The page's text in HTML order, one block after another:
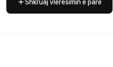
Shkruaj vlerësimin e parë